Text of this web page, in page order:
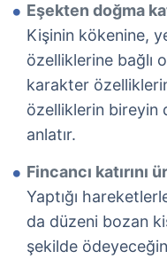
Eşekten doğma
Kişinin kökenine,
özelliklerine bağlı
karakter
özelliklerin bireyin
anlatır.
Fincancı katırını
Yaptığı
da düzeni bozan
şekilde